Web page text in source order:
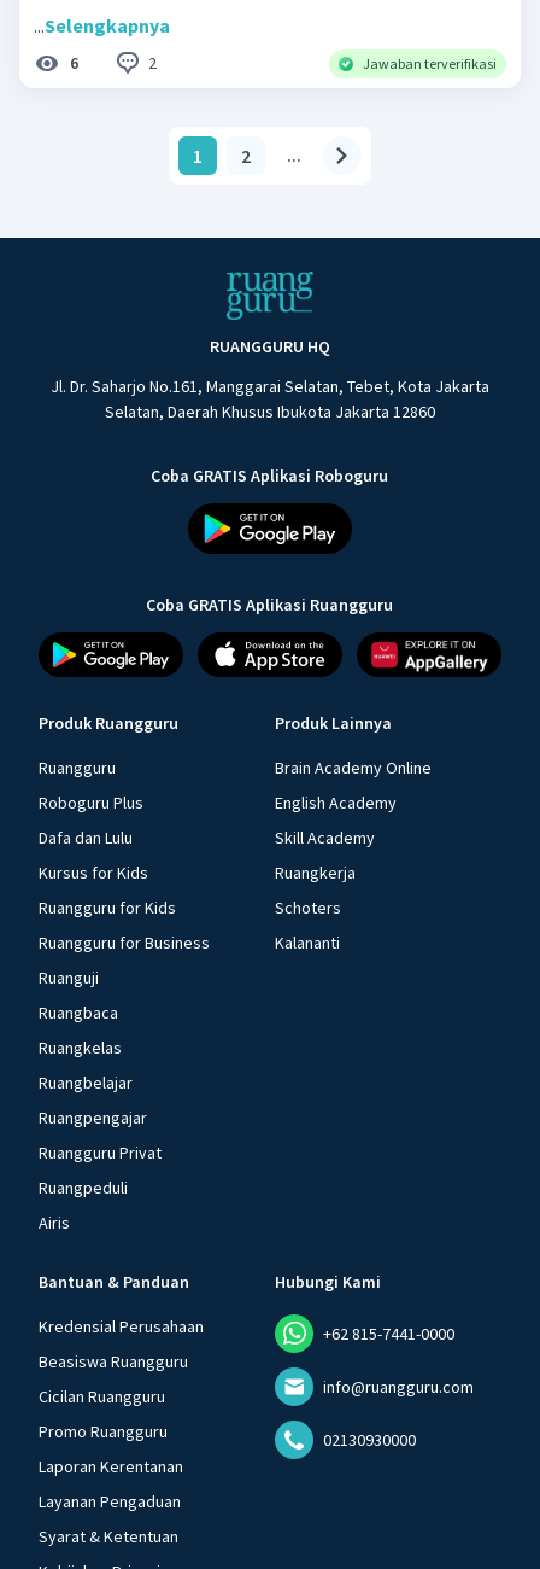
...Selengkapnya
6 2 Jawaban terverifikasi
1 2 ...
RUANGGURU HQ
Jl. Dr. Saharjo No.161, Manggarai Selatan, Tebet, Kota Jakarta
Selatan, Daerah Khusus Ibukota Jakarta 12860
Coba GRATIS Aplikasi Roboguru
Coba GRATIS Aplikasi Ruangguru
Produk Ruangguru
Ruangguru
Roboguru Plus
Dafa dan Lulu
Kursus for Kids
Ruangguru for Kids
Ruangguru for Business
Ruanguji
Ruangbaca
Ruangkelas
Ruangbelajar
Ruangpengajar
Ruangguru Privat
Ruangpeduli
Airis
Produk Lainnya
Brain Academy Online
English Academy
Skill Academy
Ruangkerja
Schoters
Kalananti
Bantuan & Panduan
Kredensial Perusahaan
Beasiswa Ruangguru
Cicilan Ruangguru
Promo Ruangguru
Laporan Kerentanan
Layanan Pengaduan
Syarat & Ketentuan
Hubungi Kami
+62 815-7441-0000
info@ruangguru.com
02130930000